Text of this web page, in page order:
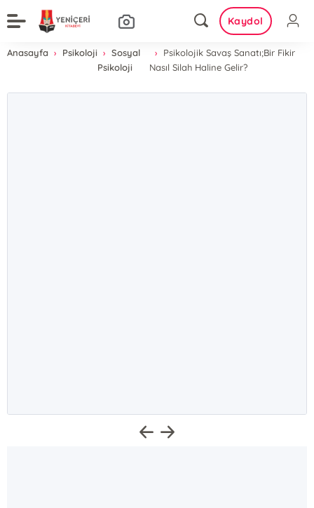
Kaydol
Anasayfa Psikoloji
Sosyal
Psikoloji
Psikolojik Savaş Sanatı;Bir Fikir
Nasıl Silah Haline Gelir?